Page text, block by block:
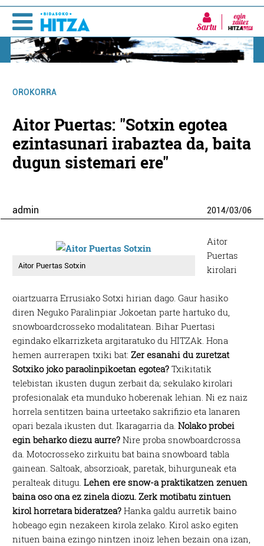
Sartu
OROKORRA
Aitor Puertas: "Sotxin egotea
ezintasunari irabaztea da, baita
dugun sistemari ere"
admin 2014/03/06
Aitor Puertas Sotxin
Aitor
Puertas
kirolari
oiartzuarra Errusiako Sotxi hirian dago. Gaur hasiko
diren Neguko Paralinpiar Jokoetan parte hartuko du,
snowboardcrosseko modalitatean. Bihar Puertasi
egindako elkarrizketa argitaratuko du HITZAk. Hona
hemen aurrerapen txiki bat:Zer esanahi du zuretzat
Sotxiko joko paraolinpikoetan egotea? Txikitatik
telebistan ikusten dugun zerbait da; sekulako kirolari
profesionalak eta munduko hoberenak lehian. Ni ez naiz
horrela sentitzen baina urteetako sakrifizio eta lanaren
opari bezala ikusten dut. Ikaragarria da.Nolako probei
egin beharko diezu aurre? Nire proba snowboardcrossa
da. Motocrosseko zirkuitu bat baina snowboard tabla
gainean. Saltoak, absorzioak, paretak, bihurguneak eta
peralteak ditugu.Lehen ere snow-a praktikatzen zenuen
baina oso ona ez zinela diozu. Zerk motibatu zintuen
kirol horretara bideratzea? Hanka galdu aurretik baino
hobeago egin nezakeen kirola zelako. Kirol asko egiten
nituen baina ezingo nintzen inoiz lehen bezain ona izan,